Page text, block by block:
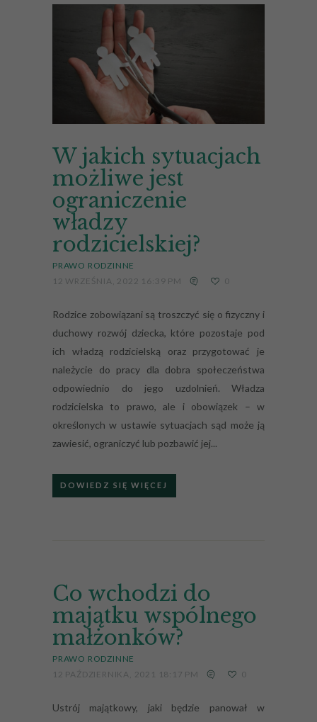
W jakich sytuacjach
możliwe jest
ograniczenie
władzy
rodzicielskiej?
PRAWO RODZINNE
12 WRZEŚNIA, 2022 16:39 PM
0
Rodzice zobowiązani są troszczyć się o fizyczny i
duchowy rozwój dziecka, które pozostaje pod
ich władzą rodzicielską oraz przygotować je
należycie do pracy dla dobra społeczeństwa
odpowiednio do jego uzdolnień. Władza
rodzicielska to prawo, ale i obowiązek – w
określonych w ustawie sytuacjach sąd może ją
zawiesić, ograniczyć lub pozbawić jej...
DOWIEDZ SIĘ WIĘCEJ
Co wchodzi do
majątku wspólnego
małżonków?
PRAWO RODZINNE
12 PAŹDZIERNIKA, 2021 18:17 PM
0
Ustrój majątkowy, jaki będzie panował w